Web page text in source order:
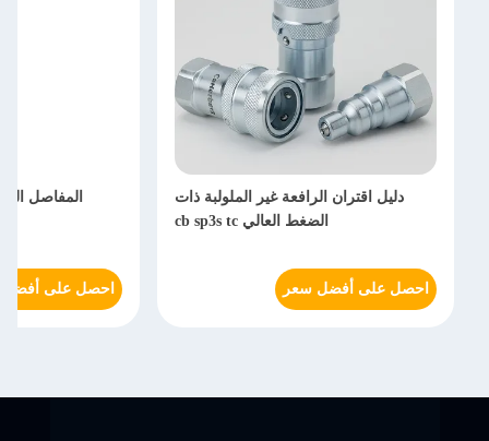
دليل اقتران الرافعة غير الملولبة ذات
الضغط العالي cb sp3s tc
احصل على أفضل سعر
المفاصل
احصل على